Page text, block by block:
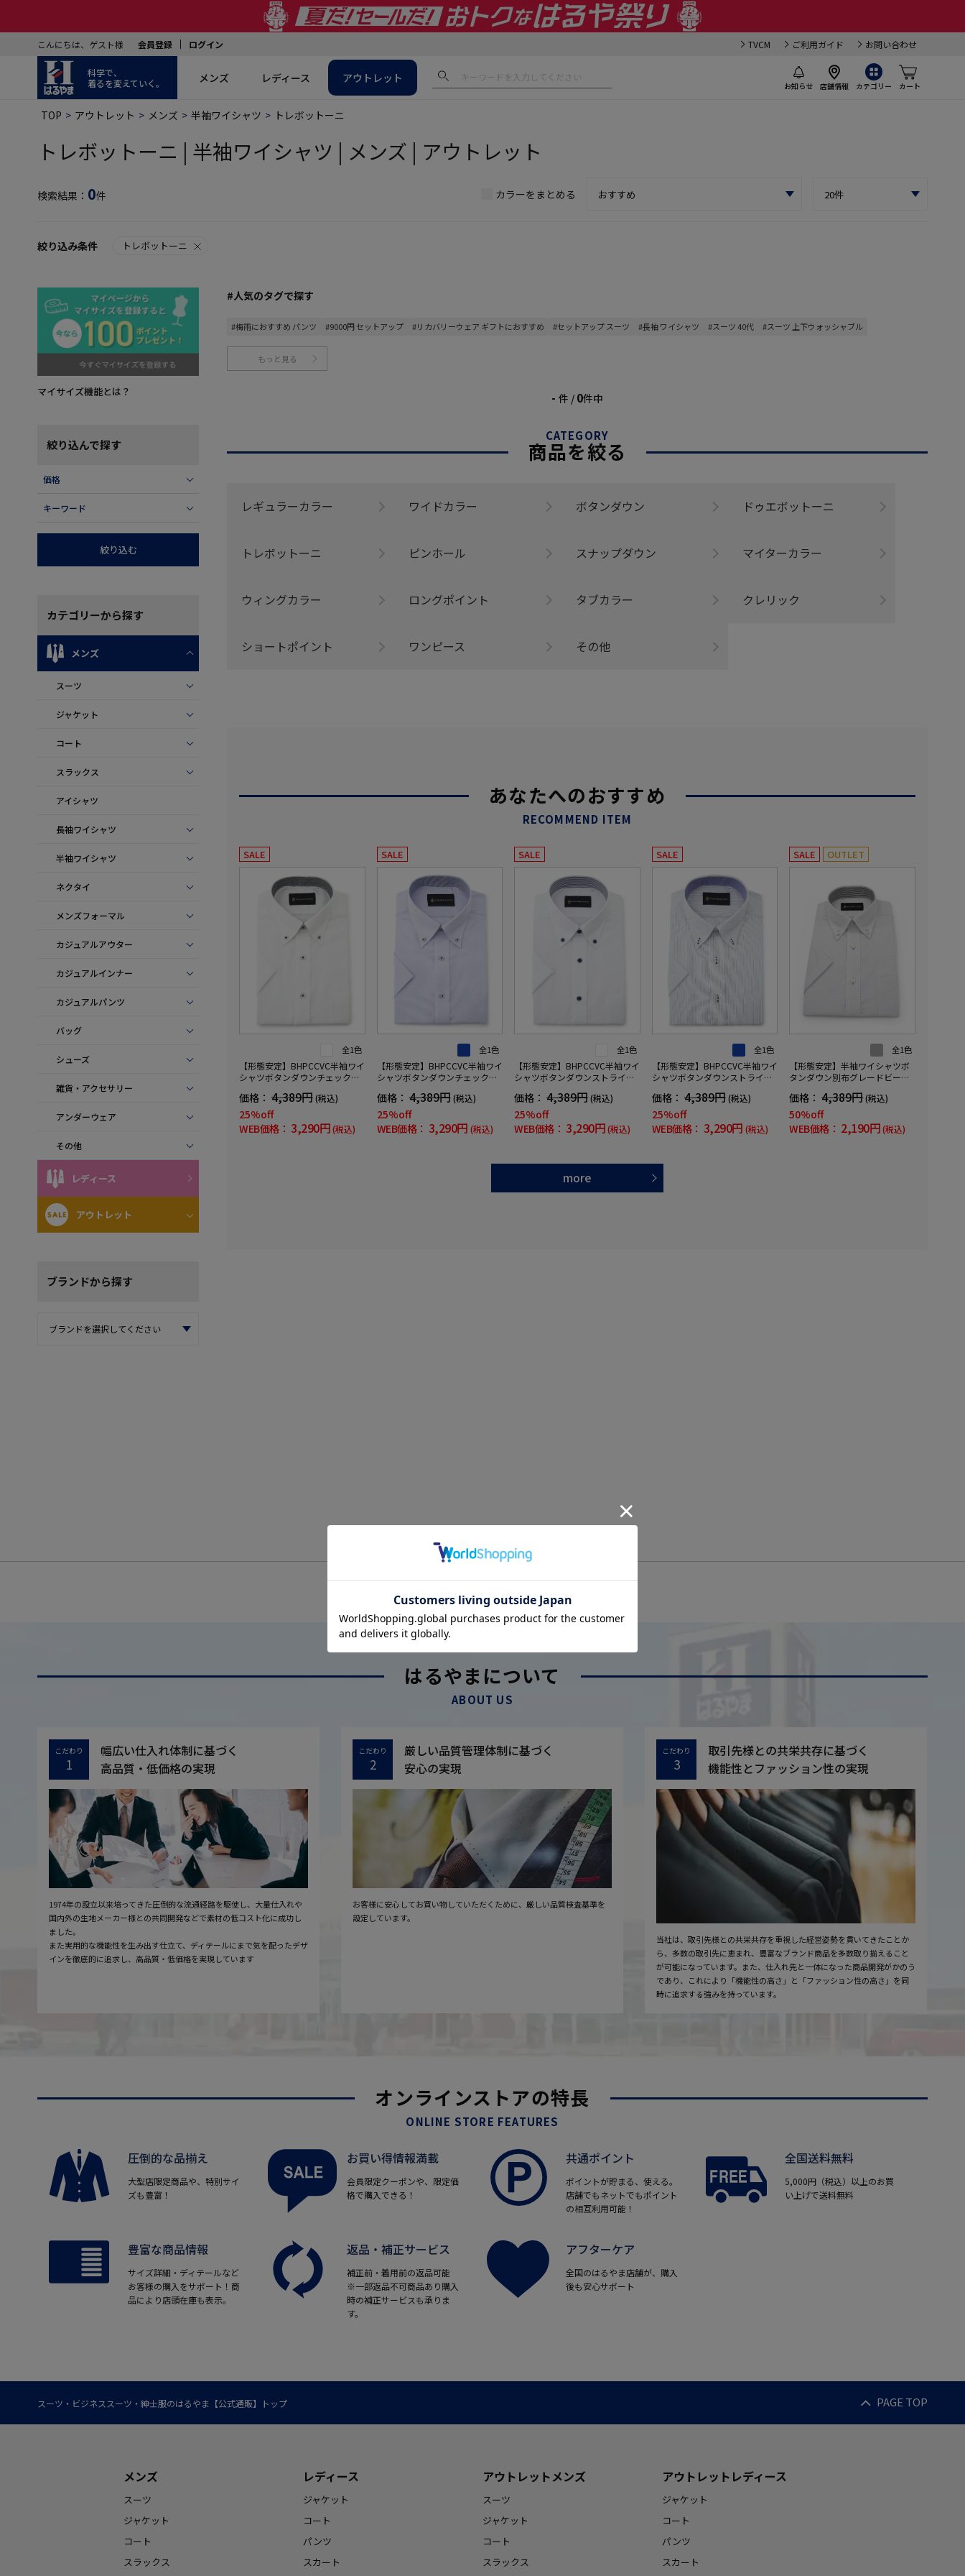
こんにちは、ゲスト様 会員登録 ログイン TVCM ご利用ガイド お問い合わせ
科学で、
着るを変えていく。
お知らせ 店舗情報 カテゴリー カート
メンズ レディース アウトレット
TOP アウトレット メンズ 半袖ワイシャツ トレボットーニ
トレボットーニ | 半袖ワイシャツ | メンズ | アウトレット
検索結果： 0件 カラーをまとめる
絞り込み条件 トレボットーニ
マイサイズ機能とは？
絞り込んで探す
価格
キーワード
絞り込む
カテゴリーから探す
メンズ
スーツ
ジャケット
コート
スラックス
アイシャツ
長袖ワイシャツ
半袖ワイシャツ
ネクタイ
メンズフォーマル
カジュアルアウター
カジュアルインナー
カジュアルパンツ
バッグ
シューズ
雑貨・アクセサリー
アンダーウェア
その他
レディース
アウトレット
ブランドから探す
#人気のタグで探す
#梅雨におすすめ パンツ #9000円 セットアップ #リカバリーウェア ギフトにおすすめ #セットアップ スーツ #長袖 ワイシャツ #スーツ 40代 #スーツ 上下ウォッシャブル
もっと見る
- 件 / 0件中
CATEGORY
商品を絞る
レギュラーカラー ワイドカラー ボタンダウン ドゥエボットーニ
トレボットーニ ピンホール スナップダウン マイターカラー
ウィングカラー ロングポイント タブカラー クレリック
ショートポイント ワンピース その他
あなたへのおすすめ
RECOMMEND ITEM
SALE
全1色
【形態安定】BHPCCVC半袖ワイ
シャツボタンダウンチェックビ
価格： 4,389円(税込)
25%off
WEB価格： 3,290円(税込)
SALE
全1色
【形態安定】BHPCCVC半袖ワイ
シャツボタンダウンチェックビ
価格： 4,389円 (税込)
25%off
WEB価格： 3,290円 (税込)
SALE
全1色
【形態安定】BHPCCVC半袖ワイ
シャツボタンダウンストライプ
価格： 4,389円(税込)
25%off
WEB価格： 3,290円(税込)
SALE
全1色
【形態安定】BHPCCVC半袖ワイ
シャツボタンダウンストライプ
価格： 4,389円(税込)
25%off
WEB価格： 3,290円 (税込)
SALE OUTLET
全1色
【形態安定】半袖ワイシャツボ
タンダウン別布グレードビー織
ブ春夏
価格： 4,389円(税込)
50%off
WEB価格： 2,190円(税込)
more
はるやまについて
ABOUT US
こだわり
1
幅広い仕入れ体制に基づく
高品質・低価格の実現
1974年の設立以来培ってきた圧倒的な流通経路を駆使し、大量仕入れや
国内外の生地メーカー様との共同開発などで素材の低コスト化に成功し
ました。
また実用的な機能性を生み出す仕立て、ディテールにまで気を配ったデザ
インを徹底的に追求し、高品質・低価格を実現しています
こだわり
2
厳しい品質管理体制に基づく
安心の実現
お客様に安心してお買い物していただくために、厳しい品質検査基準を
設定しています。
こだわり
3
取引先様との共栄共存に基づく
機能性とファッション性の実現
当社は、取引先様との共栄共存を重視した経営姿勢を貫いてきたことか
ら、多数の取引先に恵まれ、豊富なブランド商品を多数取り揃えること
が可能になっています。また、仕入れ先と一体になった商品開発がかのう
であり、これにより「機能性の高さ」と「ファッション性の高さ」を同
時に追求する強みを持っています。
オンラインストアの特長
ONLINE STORE FEATURES
圧倒的な品揃え
大型店限定商品や、特別サイ
ズも豊富！
お買い得情報満載
会員限定クーポンや、限定価
格で購入できる！
共通ポイント
ポイントが貯まる、使える。
店舗でもネットでもポイント
の相互利用可能！
全国送料無料
5,000円（税込）以上のお買
い上げで送料無料
豊富な商品情報
サイズ詳細・ディテールなど
お客様の購入をサポート！商
品により店頭在庫も表示。
返品・補正サービス
補正前・着用前の返品可能
※一部返品不可商品あり購入
時の補正サービスも承りま
す。
アフターケア
全国のはるやま店舗が、購入
後も安心サポート
スーツ・ビジネススーツ・紳士服のはるやま【公式通販】トップ PAGE TOP
メンズ
スーツ
ジャケット
コート
スラックス
レディース
ジャケット
コート
パンツ
スカート
アウトレットメンズ
スーツ
ジャケット
コート
スラックス
アウトレットレディース
ジャケット
コート
パンツ
スカート